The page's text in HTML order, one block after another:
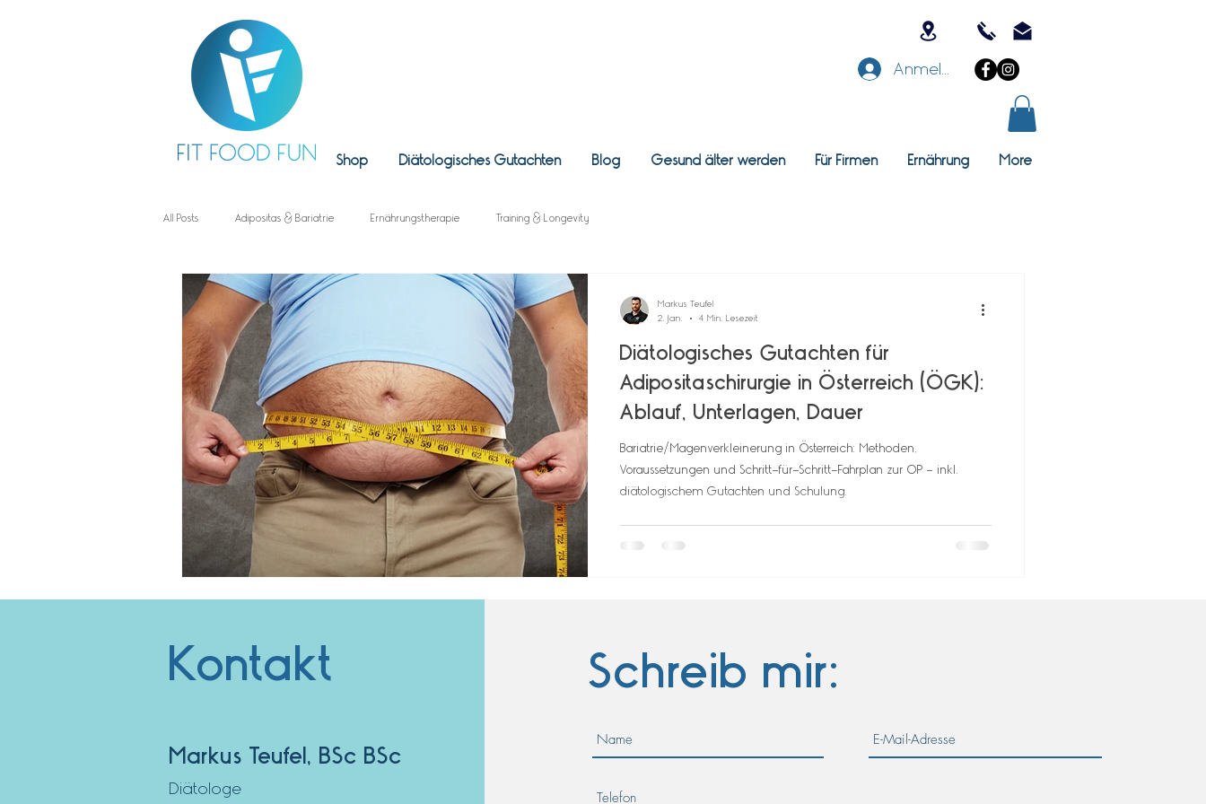
Anmelden
Shop Diätologisches Gutachten Blog Gesund älter werden Für Firmen Ernährung More
All Posts Adipositas & Bariatrie Ernährungstherapie Training & Longevity
Diätologisches Gutachten für
Adipositaschirurgie in Österreich (ÖGK):
Ablauf, Unterlagen, Dauer
Bariatrie/Magenverkleinerung in Österreich: Methoden,
Voraussetzungen und Schritt-für-Schritt-Fahrplan zur OP – inkl.
diätologischem Gutachten und Schulung.
Markus Teufel
2. Jan.
4 Min. Lesezeit
Kontakt
Markus Teufel, BSc BSc
Diätologe
Schreib mir: